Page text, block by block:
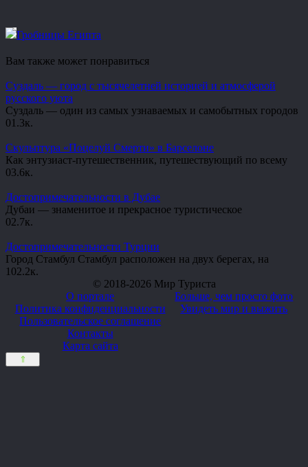
Гробницы Египта
Вам также может понравиться
Суздаль — город с тысячелетней историей и атмосферой
русского уюта
Суздаль — один из самых узнаваемых и самобытных городов
01.3к.
Скульптура «Поцелуй Смерти» в Барселоне
Как энтузиаст-путешественник, путешествующий по всему
03.6к.
Достопримечательности в Дубае
Дубаи — знаменитое и прекрасное туристическое
02.7к.
Достопримечательности Турции
Город Стамбул Стамбул расположен на двух берегах, на
102.2к.
© 2018-2026 Мир Туриста
О портале
Политика конфиденциальности
Пользовательское соглашение
Контакты
Карта сайта
Больше, чем просто фото
Увидеть мир и выжить